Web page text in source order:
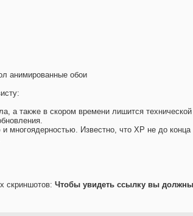
анимированные обои
а также в скором времени лишится технической
многоядерностью. Известно, что XP не до конца
скриншотов: Чтобы увидеть ссылку вы должны